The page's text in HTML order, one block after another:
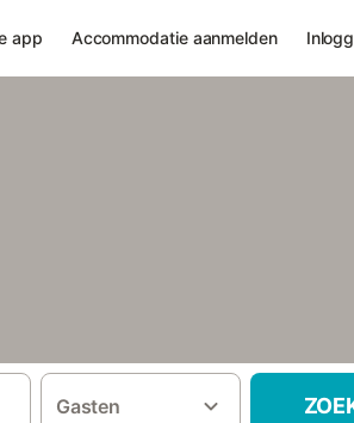
app Accommodatie aanmelden
Gasten